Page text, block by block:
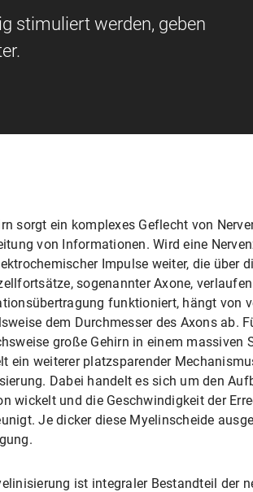
stimuliert werden, geben
sorgt ein komplexes Geflecht von
von Informationen. Wird eine
Impulse weiter, die über
sogenannter Axone,
funktioniert, hängt von
dem Durchmesser des Axons ab.
große Gehirn in einem massiven
ein weiterer platzsparender
Dabei handelt es sich um den
wickelt und die Geschwindigkeit der
Je dicker diese Myelinscheide
ist integraler Bestandteil der